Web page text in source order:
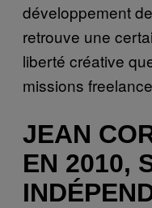
développement
retrouve une
liberté créative
missions
JEAN
EN 2010,